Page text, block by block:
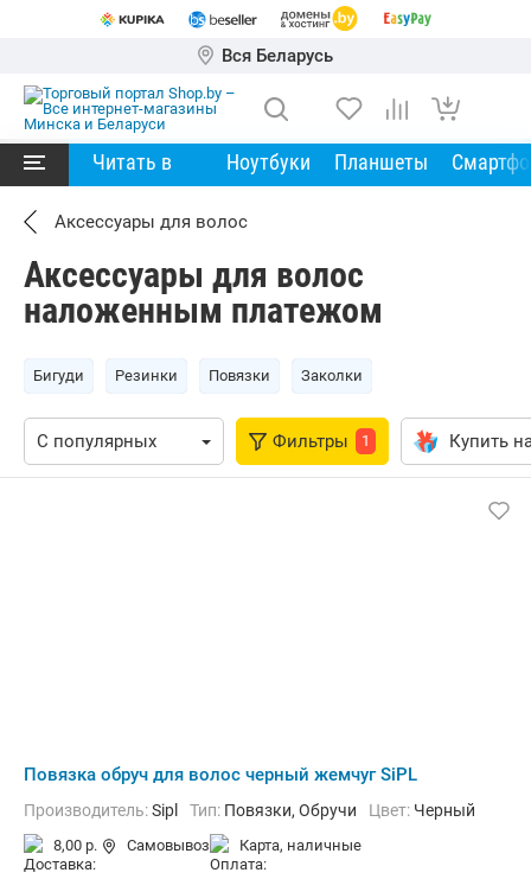
Вся Беларусь
Читать в Ноутбуки Планшеты
Аксессуары для волос
Аксессуары для волос
наложенным платежом
Бигуди Резинки Повязки Заколки
Фильтры 1 Купить
Повязка обруч для волос черный жемчуг SiPL
Производитель:Sipl Тип: Повязки, Обручи Цвет: Черный
8,00 р. Самовывоз карта, наличные